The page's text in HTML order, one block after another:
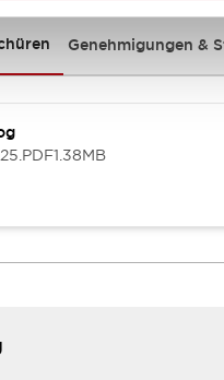
Genehmigungen &
.PDF1.38MB